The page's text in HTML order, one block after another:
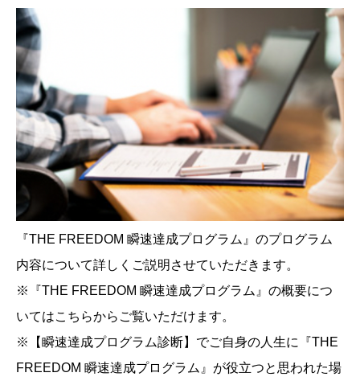
『THE FREEDOM 瞬速達成プログラム』のプログラム
内容について詳しくご説明させていただきます。
※『THE FREEDOM 瞬速達成プログラム』の概要につ
いてはこちらからご覧いただけます。
※【瞬速達成プログラム診断】でご自身の人生に『THE
FREEDOM 瞬速達成プログラム』が役立つと思われた場